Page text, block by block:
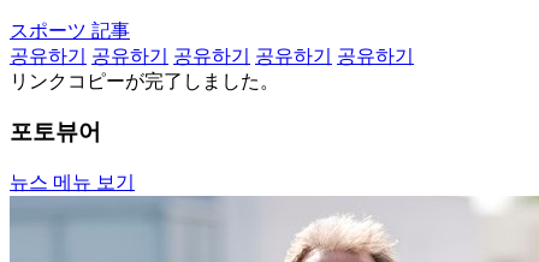
スポーツ 記事
공유하기
공유하기 공유하기 공유하기
공유하기
リンクコピーが完了しました。
포토뷰어
뉴스 메뉴 보기